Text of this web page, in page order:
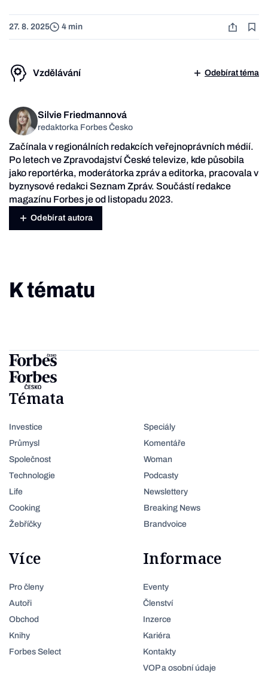
27. 8. 2025 4 min
Vzdělávání Odebírat téma
Silvie Friedmannová
redaktorka Forbes Česko
Začínala v regionálních redakcích veřejnoprávních médií.
Po letech ve Zpravodajství České televize, kde působila
jako reportérka, moderátorka zpráv a editorka, pracovala v
byznysové redakci Seznam Zpráv. Součástí redakce
magazínu Forbes je od listopadu 2023.
Odebírat autora
K tématu
Témata
Investice
Průmysl
Společnost
Technologie
Life
Cooking
Žebříčky
Speciály
Komentáře
Woman
Podcasty
Newslettery
Breaking News
Brandvoice
Více
Pro členy
Autoři
Obchod
Knihy
Forbes Select
Informace
Eventy
Členství
Inzerce
Kariéra
Kontakty
VOP a osobní údaje